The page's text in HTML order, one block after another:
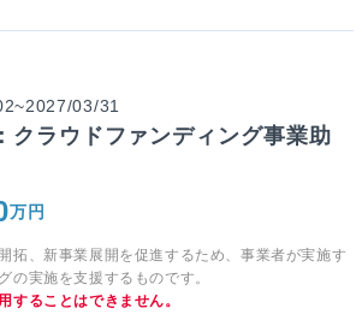
03/31
クラウドファンディング事業助
万円
拓、新事業展開を促進するため、事業者が実施す
の実施を支援するものです。
することはできません。